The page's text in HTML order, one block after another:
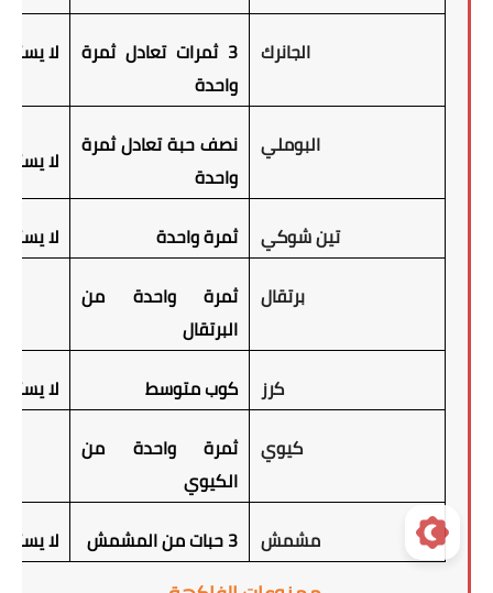
الجانرك
3 ثمرات تعادل ثمرة
واحدة
لا
البوملي
نصف حبة تعادل ثمرة
واحدة
لا
تين شوكي ثمرة واحدة
لا
برتقال
ثمرة واحدة من
البرتقال
كرز
كوب متوسط
لا
كيوي
ثمرة واحدة من
الكيوي
مشمش
3 حبات من المشمش لا